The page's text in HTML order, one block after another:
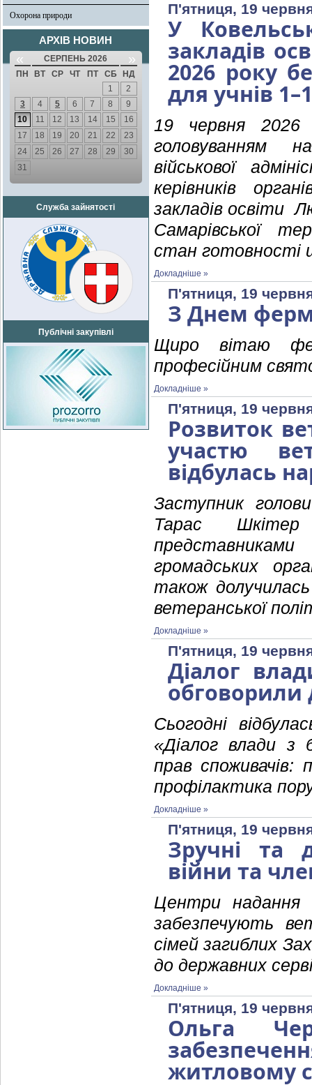
Охорона природи
АРХІВ НОВИН
« СЕРПЕНЬ 2026 »
ПН ВТ СР ЧТ ПТ СБ
НД
1
2
3
4 5 6 7 8
9
10
11 12 13 14 15
16
17
18 19 20 21 22
23
24
25 26 27 28 29
30
31
Служба зайнятості
Публічні закупівлі
П'ятниця, 19
У
закладів
2026 року
для учнів
19 червня 2026
головуванням
військової
керівників
закладів освіти
Самарівської
стан готовності
Докладніше »
П'ятниця, 19
З Днем
Щиро вітаю
професійним
Докладніше »
П'ятниця, 19
Розвиток
участю
відбулась
Заступник голови
Тарас
громадських
також
ветеранської
Докладніше »
П'ятниця, 19
Діалог
обговорили
Сьогодні
«Діалог влади з
прав споживачів:
профілактика
Докладніше »
П'ятниця, 19
Зручні та
війни та
Центри надання
забезпечують
сімей загиблих
до державних
Докладніше »
П'ятниця, 19
Ольга
житловому